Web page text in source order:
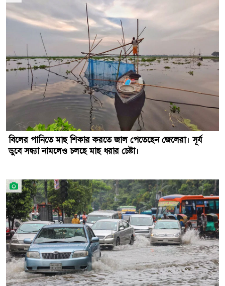
বিলের পানিতে মাছ শিকার করতে জাল পেতেছেন জেলেরা। সূর্য
ডুবে সন্ধ্যা নামলেও চলছে মাছ ধরার চেষ্টা।